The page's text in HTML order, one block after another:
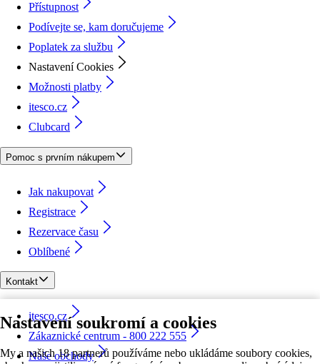
Nastavení soukromí a cookies
My a našich 18 partnerů používáme nebo ukládáme soubory cookies,
Přístupnost
Podívejte se, kam doručujeme
Poplatek za službu
Nastavení Cookies
Možnosti platby
itesco.cz
Clubcard
Pomoc s prvním nákupem
Jak nakupovat
Registrace
Rezervace času
Oblíbené
Kontakt
itesco.cz
Zákaznické centrum - 800 222 555
Naše obchody